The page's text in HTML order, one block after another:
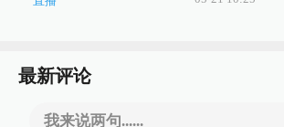
最新评论
我来说两句......